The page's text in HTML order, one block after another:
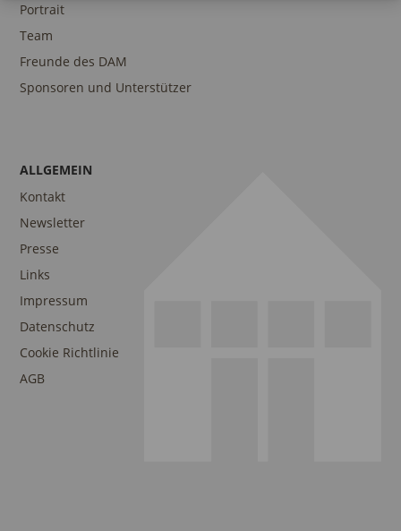
Portrait
Team
Freunde des DAM
Sponsoren und Unterstützer
ALLGEMEIN
Kontakt
Newsletter
Presse
Links
Impressum
Datenschutz
Cookie Richtlinie
AGB